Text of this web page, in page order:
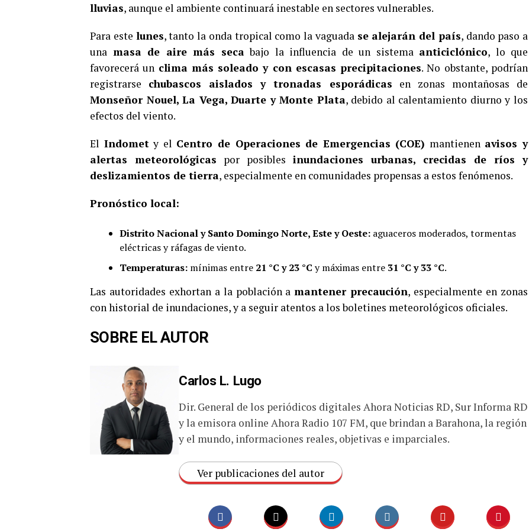
lluvias, aunque el ambiente continuará inestable en sectores vulnerables.
Para este lunes, tanto la onda tropical como la vaguada se alejarán del país, dando paso a
una masa de aire más secabajo la influencia de un sistema anticiclónico, lo que
favorecerá un clima más soleado y con escasas precipitaciones. No obstante, podrían
registrarse chubascos aislados y tronadas esporádicas en zonas montañosas de
Monseñor Nouel, La Vega, Duarte y Monte Plata, debido al calentamiento diurno y los
efectos del viento.
El Indomety el Centro de Operaciones de Emergencias (COE) mantienen avisos y
alertas meteorológicas por posibles inundaciones urbanas, crecidas de ríos y
deslizamientos de tierra, especialmente en comunidades propensas a estos fenómenos.
Pronóstico local:
Distrito Nacional y Santo Domingo Norte, Este y Oeste: aguaceros moderados, tormentas
eléctricas y ráfagas de viento.
Temperaturas: mínimas entre 21 °C y 23 °C y máximas entre 31 °C y 33 °C.
Las autoridades exhortan a la población amantener precaución, especialmente en zonas
con historial de inundaciones, y a seguir atentos a los boletines meteorológicos oficiales.
SOBRE EL AUTOR
Carlos L. Lugo
Dir. General de los periódicos digitales Ahora Noticias RD, Sur Informa RD
y la emisora online Ahora Radio 107 FM, que brindan a Barahona, la región
y el mundo, informaciones reales, objetivas e imparciales.
Ver publicaciones del autor